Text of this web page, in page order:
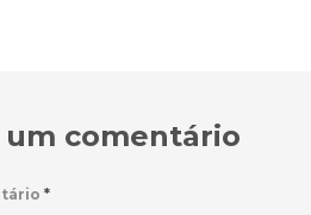
um comentário
*